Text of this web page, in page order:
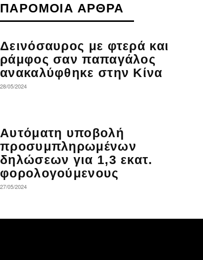
ΠΑΡΟΜΟΙΑ ΑΡΘΡΑ
Δεινόσαυρος με φτερά και
ράμφος σαν παπαγάλος
ανακαλύφθηκε στην Κίνα
28/05/2024
Αυτόματη υποβολή
προσυμπληρωμένων
δηλώσεων για 1,3 εκατ.
φορολογούμενους
27/05/2024